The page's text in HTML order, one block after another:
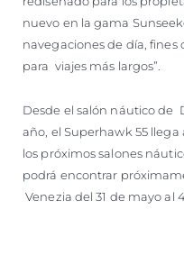
nuevo en la gama
navegaciones de día,
para viajes más largos”.
Desde el salón náutico de
año, el Superhawk 55
los próximos salones
podrá encontrar
Venezia del 31 de mayo al